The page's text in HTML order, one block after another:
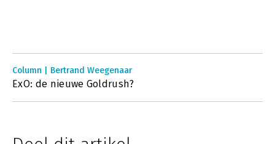
Column | Bertrand Weegenaar
ExO: de nieuwe Goldrush?